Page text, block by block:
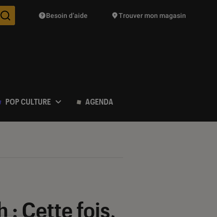
Des suggestions de produits vont vous être proposées
Besoin d’aide Trouver mon magasin
POP CULTURE AGENDA
: Cette fois,